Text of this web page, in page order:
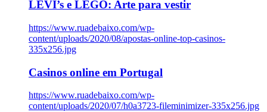
LEVI’s e LEGO: Arte para vestir
https://www.ruadebaixo.com/wp-
content/uploads/2020/08/apostas-online-top-casinos-
335x256.jpg
Casinos online em Portugal
https://www.ruadebaixo.com/wp-
content/uploads/2020/07/h0a3723-fileminimizer-335x256.jpg